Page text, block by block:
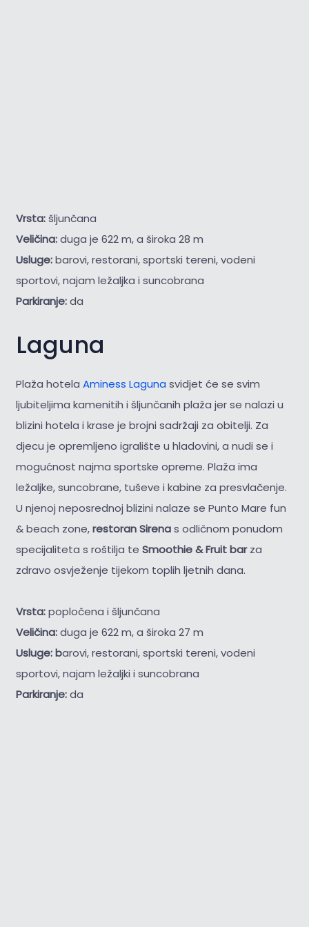
Vrsta:šljunčana
Veličina:duga je 622 m, a široka 28 m
Usluge:barovi, restorani, sportski tereni, vodeni
sportovi, najam ležaljka i suncobrana
Parkiranje:da
Laguna
Plaža hotela Aminess Laguna svidjet će se svim
ljubiteljima kamenitih i šljunčanih plaža jer se nalazi u
blizini hotela i krase je brojni sadržaji za obitelji. Za
djecu je opremljeno igralište u hladovini, a nudi se i
mogućnost najma sportske opreme. Plaža ima
ležaljke, suncobrane, tuševe i kabine za presvlačenje.
U njenoj neposrednoj blizini nalaze se Punto Mare fun
& beach zone,restoran Sirenas odličnom ponudom
specijaliteta s roštilja te Smoothie & Fruit barza
zdravo osvježenje tijekom toplih ljetnih dana.
Vrsta:popločena i šljunčana
Veličina:duga je 622 m, a široka 27 m
Usluge: barovi, restorani, sportski tereni, vodeni
sportovi, najam ležaljki i suncobrana
Parkiranje:da